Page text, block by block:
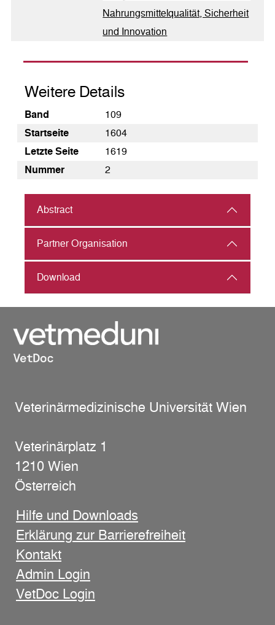
Nahrungsmittelqualität, Sicherheit
und Innovation
Weitere Details
Band
109
Startseite
1604
Letzte Seite
1619
Nummer
2
Abstract
Partner Organisation
Download
Veterinärmedizinische Universität Wien
Veterinärplatz 1
1210 Wien
Österreich
Hilfe und Downloads
Erklärung zur Barrierefreiheit
Kontakt
Admin Login
VetDoc Login